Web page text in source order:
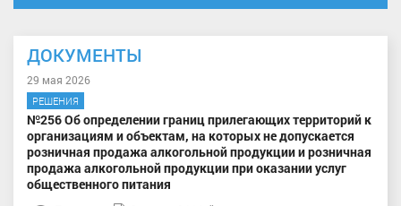
ДОКУМЕНТЫ
29 мая 2026
РЕШЕНИЯ
№256 Об определении границ прилегающих территорий к
организациям и объектам, на которых не допускается
розничная продажа алкогольной продукции и розничная
продажа алкогольной продукции при оказании услуг
общественного питания